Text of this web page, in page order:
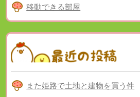
移動できる部屋
また姫路で土地と建物を買う件